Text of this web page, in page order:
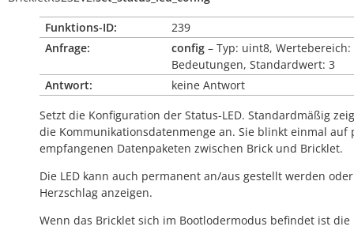
Funktions-ID:
239
Anfrage:
config – Typ: uint8, Wertebereich:
Bedeutungen, Standardwert: 3
Antwort:
keine Antwort
Setzt die Konfiguration der Status-LED. Standardmäßig
die Kommunikationsdatenmenge an. Sie blinkt einmal auf
empfangenen Datenpaketen zwischen Brick und Bricklet.
Die LED kann auch permanent an/aus gestellt werden
Herzschlag anzeigen.
Wenn das Bricklet sich im Bootlodermodus befindet ist die